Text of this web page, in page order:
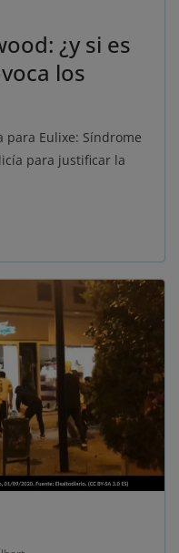
¿y si es
los
para Eulixe: Síndrome
para justificar la